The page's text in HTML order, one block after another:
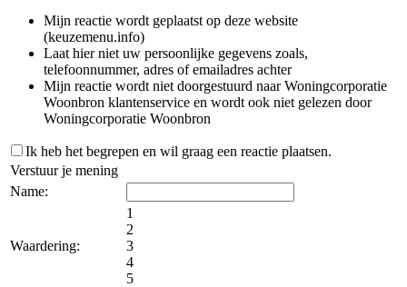
Mijn reactie wordt geplaatst op deze website
(keuzemenu.info)
Laat hier niet uw persoonlijke gegevens zoals,
telefoonnummer, adres of emailadres achter
Mijn reactie wordt niet doorgestuurd naar Woningcorporatie
Woonbron klantenservice en wordt ook niet gelezen door
Woningcorporatie Woonbron
Ik heb het begrepen en wil graag een reactie plaatsen.
Verstuur je mening
Name:
Waardering:
1
2
3
4
5